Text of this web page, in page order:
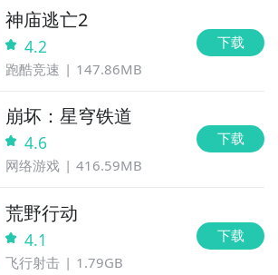
神庙逃亡2
4.2
跑酷竞速 147.86MB
下载
崩坏：星穹铁道
4.6
网络游戏 416.59MB
下载
荒野行动
4.1
飞行射击 1.79GB
下载